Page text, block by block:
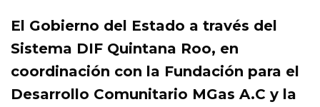
El Gobierno del Estado a través del
Sistema DIF Quintana Roo, en
coordinación con la Fundación para el
Desarrollo Comunitario MGas A.C y la